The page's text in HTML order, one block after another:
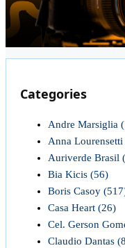
Categories
Andre Marsiglia
Anna Lourensetti
Auriverde Brasil
Bia Kicis (56)
Boris Casoy
Casa Heart (26)
Cel. Gerson
Claudio Dantas